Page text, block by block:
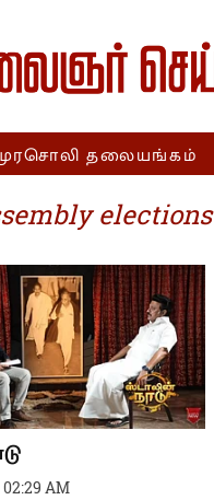
தலையங்கம்
elections
AM